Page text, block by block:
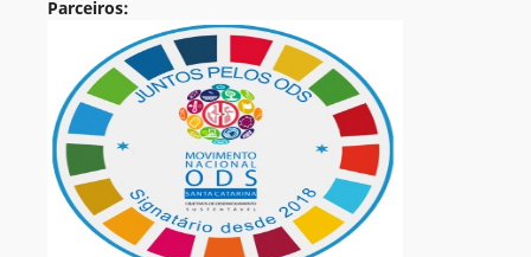
Parceiros: